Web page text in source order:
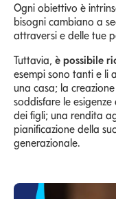
Ogni obiettivo è
bisogni cambiano a
attraversi e delle tue
Tuttavia, è possibile
esempi sono tanti e li
una casa; la
soddisfare le
dei figli; una rendita
pianificazione della
generazionale.